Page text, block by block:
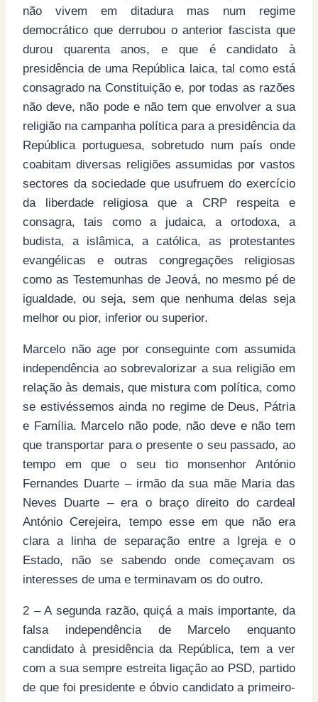
não vivem em ditadura mas num regime
democrático que derrubou o anterior fascista que
durou quarenta anos, e que é candidato à
presidência de uma República laica, tal como está
consagrado na Constituição e, por todas as razões
não deve, não pode e não tem que envolver a sua
religião na campanha política para a presidência da
República portuguesa, sobretudo num país onde
coabitam diversas religiões assumidas por vastos
sectores da sociedade que usufruem do exercício
da liberdade religiosa que a CRP respeita e
consagra, tais como a judaica, a ortodoxa, a
budista, a islâmica, a católica, as protestantes
evangélicas e outras congregações religiosas
como as Testemunhas de Jeová, no mesmo pé de
igualdade, ou seja, sem que nenhuma delas seja
melhor ou pior, inferior ou superior.
Marcelo não age por conseguinte com assumida
independência ao sobrevalorizar a sua religião em
relação às demais, que mistura com política, como
se estivéssemos ainda no regime de Deus, Pátria
e Família. Marcelo não pode, não deve e não tem
que transportar para o presente o seu passado, ao
tempo em que o seu tio monsenhor António
Fernandes Duarte – irmão da sua mãe Maria das
Neves Duarte – era o braço direito do cardeal
António Cerejeira, tempo esse em que não era
clara a linha de separação entre a Igreja e o
Estado, não se sabendo onde começavam os
interesses de uma e terminavam os do outro.
2 – A segunda razão, quiçá a mais importante, da
falsa independência de Marcelo enquanto
candidato à presidência da República, tem a ver
com a sua sempre estreita ligação ao PSD, partido
de que foi presidente e óbvio candidato a primeiro-